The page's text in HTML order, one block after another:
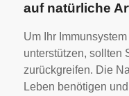
auf natürliche
Um Ihr
unterstützen, sollten
zurückgreifen. Die
Leben benötigen